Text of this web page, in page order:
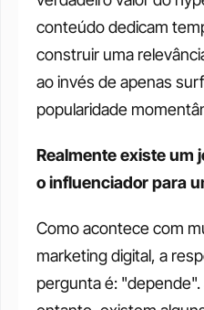
conteúdo dedicam
construir uma
ao invés de apenas
popularidade
Realmente existe um
o influenciador para
Como acontece com
marketing digital, a
pergunta é: